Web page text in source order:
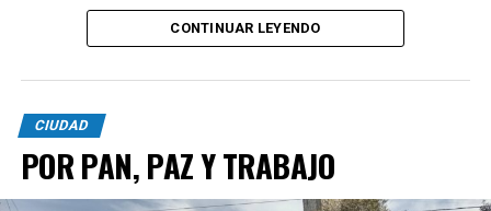
CONTINUAR LEYENDO
CIUDAD
POR PAN, PAZ Y TRABAJO